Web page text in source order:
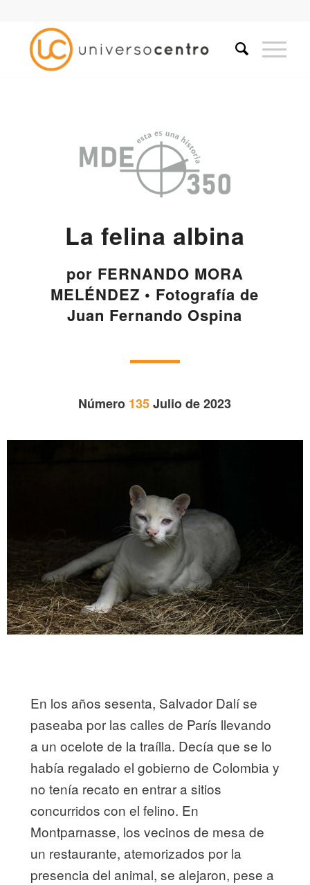
La felina albina
por FERNANDO MORA
MELÉNDEZ • Fotografía de
Juan Fernando Ospina
Número 135Julio de 2023
En los años sesenta, Salvador Dalí se
paseaba por las calles de París llevando
a un ocelote de la traílla. Decía que se lo
había regalado el gobierno de Colombia y
no tenía recato en entrar a sitios
concurridos con el felino. En
Montparnasse, los vecinos de mesa de
un restaurante, atemorizados por la
presencia del animal, se alejaron, pese a